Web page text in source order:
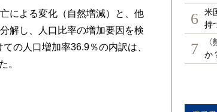
による変化（自然増減）と、他
解し、人口比率の増加要因を検
の人口増加率36.9％の内訳は、
。
6
米
持
7
か